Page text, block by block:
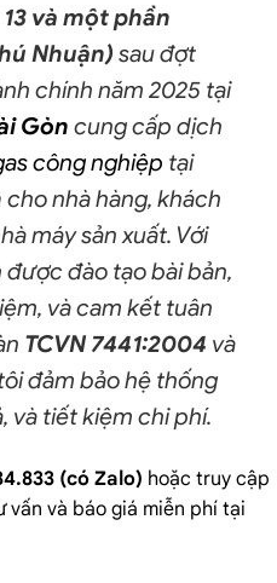
và một phần
Nhuận) sau đợt
chính năm 2025 tại
Gòn cung cấp dịch
công nghiệp tại
cho nhà hàng, khách
máy sản xuất. Với
đào tạo bài bản,
và cam kết tuân
TCVN 7441:2004 và
đảm bảo hệ thống
và tiết kiệm chi phí.
(có Zalo) hoặc truy cập
vấn và báo giá miễn phí tại